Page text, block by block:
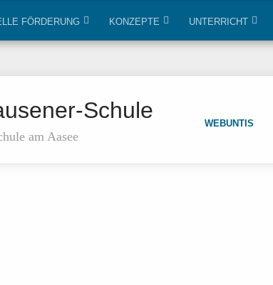
FÖRDERUNG KONZEPTE UNTERRICHT
Schule
am Aasee
WEBUNTIS